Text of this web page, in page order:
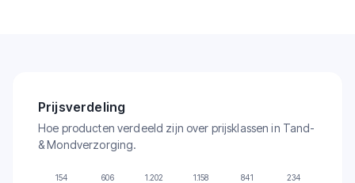
Prijsverdeling
Hoe producten verdeeld zijn over prijsklassen in Tand-
& Mondverzorging.
154 606 1.202 1.158 841 234